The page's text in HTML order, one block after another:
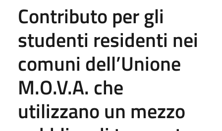
Contributo per gli
studenti residenti nei
comuni dell’Unione
M.O.V.A. che
utilizzano un mezzo